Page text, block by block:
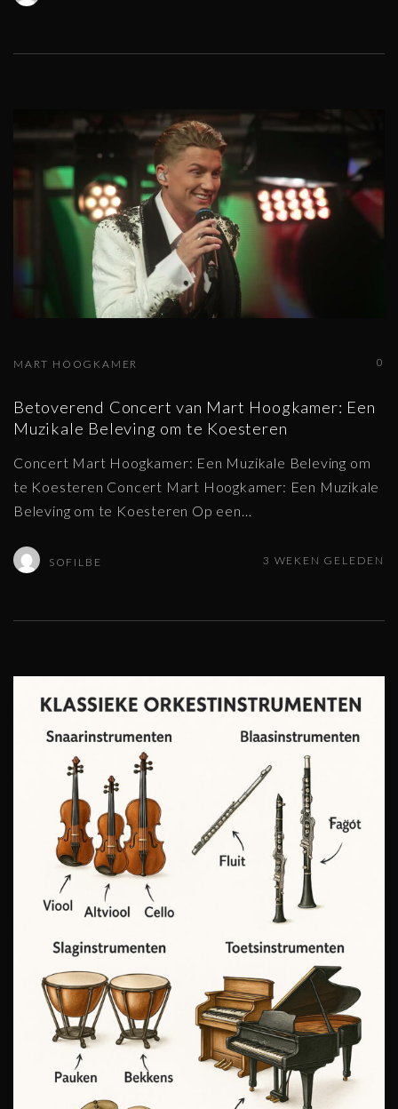
0
MART HOOGKAMER
Betoverend Concert van Mart Hoogkamer: Een
Muzikale Beleving om te Koesteren
Concert Mart Hoogkamer: Een Muzikale Beleving om
te Koesteren Concert Mart Hoogkamer: Een Muzikale
Beleving om te Koesteren Op een…
SOFILBE 3 WEKEN GELEDEN